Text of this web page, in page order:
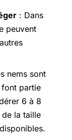
: Dans
peuvent
nems sont
font partie
6 à 8
la taille